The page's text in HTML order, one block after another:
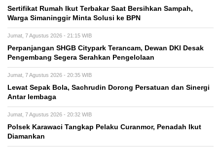
Sertifikat Rumah Ikut Terbakar Saat Bersihkan Sampah,
Warga Simaninggir Minta Solusi ke BPN
Jumat, 7 Agustus 2026 - 21:15 WIB
Perpanjangan SHGB Citypark Terancam, Dewan DKI Desak
Pengembang Segera Serahkan Pengelolaan
Jumat, 7 Agustus 2026 - 20:35 WIB
Lewat Sepak Bola, Sachrudin Dorong Persatuan dan Sinergi
Antar lembaga
Jumat, 7 Agustus 2026 - 20:32 WIB
Polsek Karawaci Tangkap Pelaku Curanmor, Penadah Ikut
Diamankan